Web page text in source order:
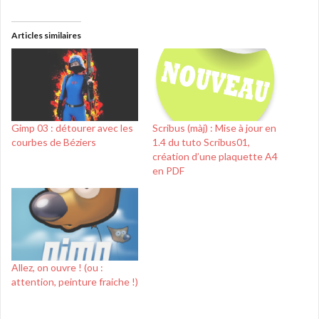
Articles similaires
Gimp 03 : détourer avec les
courbes de Béziers
Scribus (màj) : Mise à jour en
1.4 du tuto Scribus01,
création d’une plaquette A4
en PDF
Allez, on ouvre ! (ou :
attention, peinture fraiche !)